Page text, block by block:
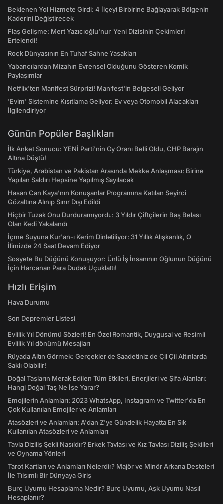
Beklenen Yol Hizmete Girdi: 4 İlçeyi Birbirine Bağlayarak Bölgenin
Kaderini Değiştirecek
Flaş Gelişme: Mert Yazıcıoğlu'nun Yeni Dizisinin Çekimleri
Ertelendi!
Rock Dünyasının En Tuhaf Sahne Yasakları
Yabancılardan Mizahın Evrensel Olduğunu Gösteren Komik
Paylaşımlar
Netflix'ten Manifest Sürprizi! Manifest'in Belgeseli Geliyor
'Evim' Sistemine Kısıtlama Geliyor: Ev veya Otomobil Alacakları
İlgilendiriyor
Günün Popüler Başlıkları
İlk Anket Sonucu: YENİ Parti'nin Oy Oranı Belli Oldu, CHP Barajın
Altına Düştü!
Türkiye, Arabistan ve Pakistan Arasında Mekke Anlaşması: Birine
Yapılan Saldırı Hepsine Yapılmış Sayılacak
Hasan Can Kaya’nın Konuşanlar Programına Katılan Seyirci
Gözaltına Alınıp Sınır Dışı Edildi
Hiçbir Tuzak Onu Durduramıyordu: 3 Yıldır Çiftçilerin Baş Belası
Olan Kedi Yakalandı
İçme Suyuna Kur'an-ı Kerim Dinletiliyor: 31 Yıllık Alışkanlık, O
İlimizde 24 Saat Devam Ediyor
Sosyete Bu Düğünü Konuşuyor: Ünlü İş İnsanının Oğlunun Düğünü
İçin Harcanan Para Dudak Uçuklattı!
Hızlı Erişim
Hava Durumu
Son Depremler Listesi
Evlilik Yıl Dönümü Sözleri! En Özel Romantik, Duygusal ve Resimli
Evlilik Yıl dönümü Mesajları
Rüyada Altın Görmek: Gerçekler de Saadetiniz de Çil Çil Altınlarda
Saklı Olabilir!
Doğal Taşların Merak Edilen Tüm Etkileri, Enerjileri ve Şifa Alanları:
Hangi Doğal Taş Ne İşe Yarar?
Emojilerin Anlamları: 2023 WhatsApp, Instagram ve Twitter'da En
Çok Kullanılan Emojiler ve Anlamları
Atasözleri ve Anlamları: A'dan Z'ye Gündelik Hayatta En Sık
Kullanılan Atasözleri ve Anlamları
Tavla Diziliş Şekli Nasıldır? Erkek Tavlası ve Kız Tavlası Diziliş Şekilleri
ve Oynama Yönleri
Tarot Kartları ve Anlamları Nelerdir? Majör ve Minör Arkana Desteleri
İle Tılsımlı Bir Dünyaya Giriş
Burç Uyumu Hesaplama Nedir? Burç Uyumu, Aşk Uyumu Nasıl
Hesaplanır?